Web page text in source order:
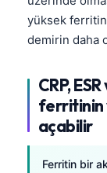
yüksek
demirin daha
CRP,
ferritinin
açabilir
Ferritin bir